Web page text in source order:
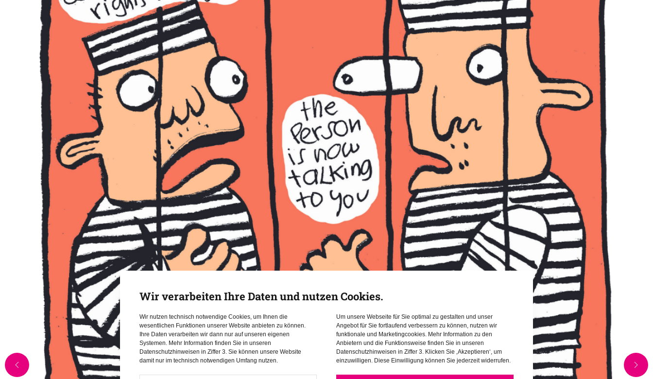
Wir verarbeiten Ihre Daten und nutzen Cookies.
Wir nutzen technisch notwendige Cookies, um Ihnen die
wesentlichen Funktionen unserer Website anbieten zu können.
Ihre Daten verarbeiten wir dann nur auf unseren eigenen
Systemen. Mehr Information finden Sie in unseren
Datenschutzhinweisen in Ziffer 3. Sie können unsere Website
damit nur im technisch notwendigen Umfang nutzen.
Um unsere Webseite für Sie optimal zu gestalten und unser
Angebot für Sie fortlaufend verbessern zu können, nutzen wir
funktionale und Marketingcookies. Mehr Information zu den
Anbietern und die Funktionsweise finden Sie in unseren
Datenschutzhinweisen in Ziffer 3. Klicken Sie ‚Akzeptieren‘, um
einzuwilligen. Diese Einwilligung können Sie jederzeit widerrufen.